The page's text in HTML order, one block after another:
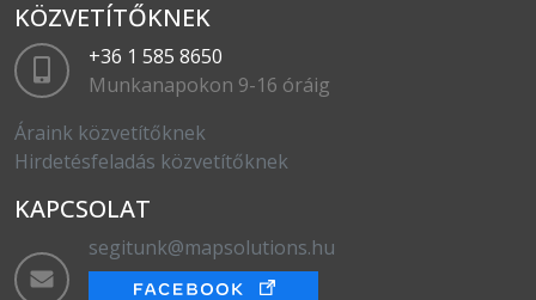
KÖZVETÍTŐKNEK
+36 1 585 8650
Munkanapokon 9-16 óráig
Áraink közvetítőknek
Hirdetésfeladás közvetítőknek
KAPCSOLAT
segitunk@mapsolutions.hu